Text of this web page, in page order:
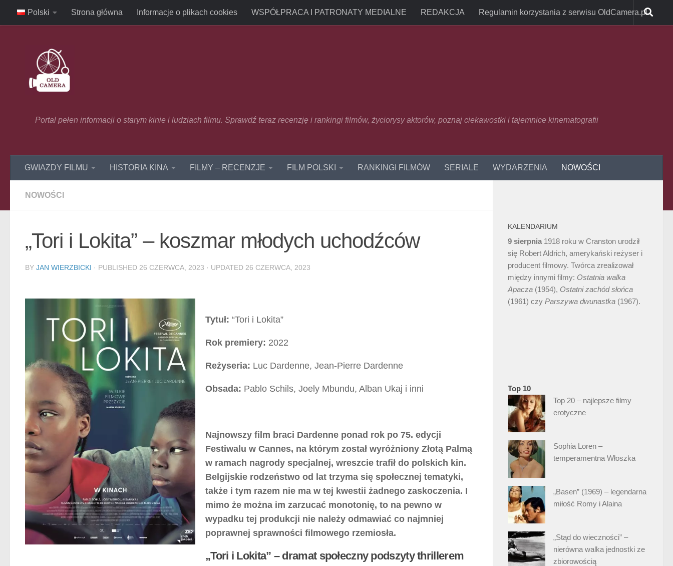
Skip to content
Polski Strona główna Informacje o plikach cookies WSPÓŁPRACA I PATRONATY MEDIALNE REDAKCJA Regulamin korzystania z serwisu OldCamera.pl
Portal pełen informacji o starym kinie i ludziach filmu. Sprawdź teraz recenzję i rankingi filmów, życiorysy aktorów, poznaj ciekawostki i tajemnice kinematografii
GWIAZDY FILMU HISTORIA KINA FILMY – RECENZJE FILM POLSKI RANKINGI FILMÓW SERIALE WYDARZENIA NOWOŚCI
NOWOŚCI
„Tori i Lokita” – koszmar młodych uchodźców
BY JAN WIERZBICKI · PUBLISHED 26 CZERWCA, 2023 · UPDATED 26 CZERWCA, 2023
Tytuł: “Tori i Lokita”
Rok premiery: 2022
Reżyseria: Luc Dardenne, Jean-Pierre Dardenne
Obsada: Pablo Schils, Joely Mbundu, Alban Ukaj i inni
Najnowszy film braci Dardenne ponad rok po 75. edycji
Festiwalu w Cannes, na którym został wyróżniony Złotą Palmą
w ramach nagrody specjalnej, wreszcie trafił do polskich kin.
Belgijskie rodzeństwo od lat trzyma się społecznej tematyki,
także i tym razem nie ma w tej kwestii żadnego zaskoczenia. I
mimo że można im zarzucać monotonię, to na pewno w
wypadku tej produkcji nie należy odmawiać co najmniej
poprawnej sprawności filmowego rzemiosła.
„Tori i Lokita” – dramat społeczny podszyty thrillerem
KALENDARIUM
9 sierpnia 1918 roku w Cranston urodził
się Robert Aldrich, amerykański reżyser i
producent filmowy. Twórca zrealizował
między innymi filmy: Ostatnia walka
Apacza (1954), Ostatni zachód słońca
(1961) czy Parszywa dwunastka (1967).
Top 10
Top 20 – najlepsze filmy
erotyczne
Sophia Loren –
temperamentna Włoszka
„Basen” (1969) – legendarna
miłość Romy i Alaina
„Stąd do wieczności” –
nierówna walka jednostki ze
zbiorowością